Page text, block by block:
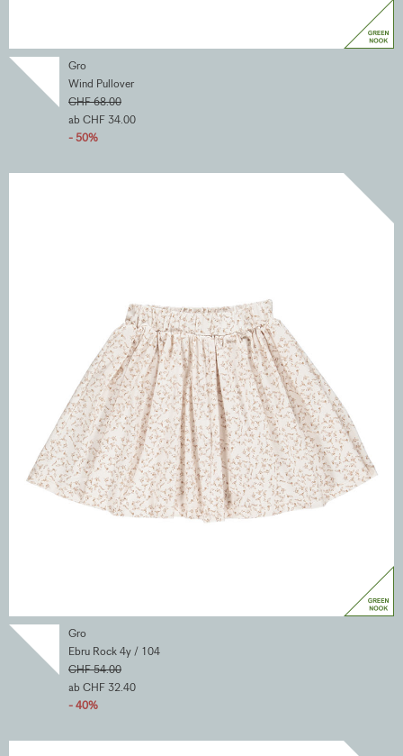
Gro
Wind Pullover
CHF 68.00
ab CHF 34.00
- 50%
Gro
Ebru Rock 4y / 104
CHF 54.00
ab CHF 32.40
- 40%